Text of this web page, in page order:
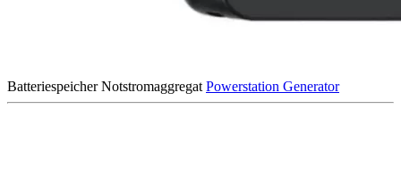
Batteriespeicher Notstromaggregat Powerstation Generator